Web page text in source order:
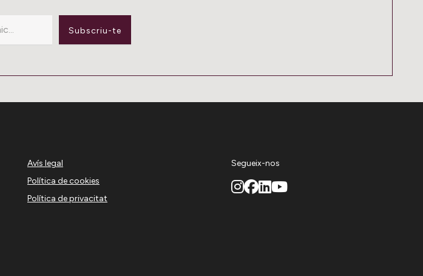
Subscriu-te
Avís legal
Política de cookies
Política de privacitat
Segueix-nos